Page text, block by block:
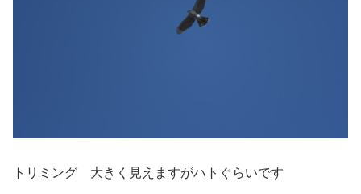
トリミング 大きく見えますがハトぐらいです